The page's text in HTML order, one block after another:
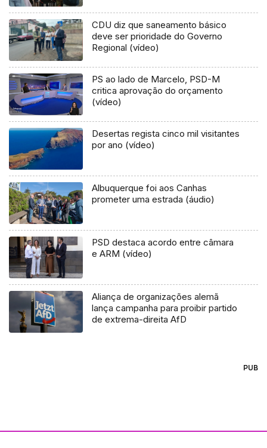
CDU diz que saneamento básico
deve ser prioridade do Governo
Regional (vídeo)
PS ao lado de Marcelo, PSD-M
critica aprovação do orçamento
(vídeo)
Desertas regista cinco mil visitantes
por ano (vídeo)
Albuquerque foi aos Canhas
prometer uma estrada (áudio)
PSD destaca acordo entre câmara
e ARM (vídeo)
Aliança de organizações alemã
lança campanha para proibir partido
de extrema-direita AfD
PUB